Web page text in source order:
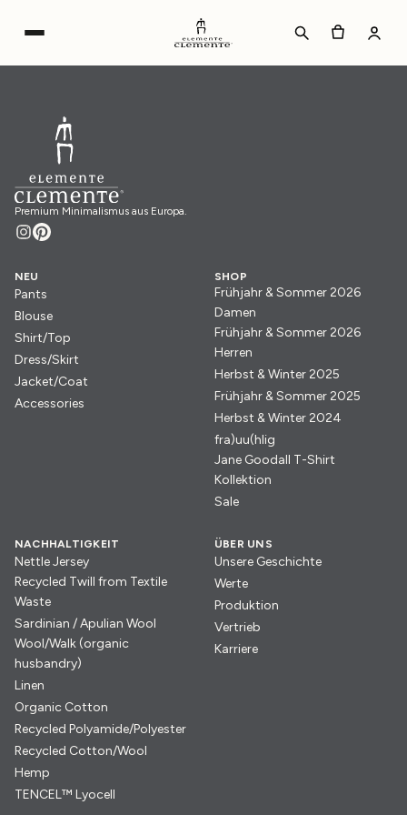
Premium Minimalismus aus Europa.
NEU
Pants
Blouse
Shirt/Top
Dress/Skirt
Jacket/Coat
Accessories
SHOP
Frühjahr & Sommer 2026
Damen
Frühjahr & Sommer 2026
Herren
Herbst & Winter 2025
Frühjahr & Sommer 2025
Herbst & Winter 2024
fra)uu(hlig
Jane Goodall T-Shirt
Kollektion
Sale
NACHHALTIGKEIT
Nettle Jersey
Recycled Twill from Textile
Waste
Sardinian / Apulian Wool
Wool/Walk (organic
husbandry)
Linen
Organic Cotton
Recycled Polyamide/Polyester
Recycled Cotton/Wool
Hemp
TENCEL™ Lyocell
ÜBER UNS
Unsere Geschichte
Werte
Produktion
Vertrieb
Karriere